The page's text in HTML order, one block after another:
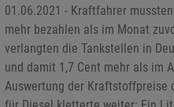
01.06.2021 - Kraftfahrer
mehr bezahlen als im Monat
verlangten die Tankstellen in
und damit 1,7 Cent mehr als im
Auswertung der Kraftstoffpreise